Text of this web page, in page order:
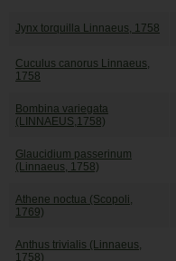
Jynx torquilla Linnaeus, 1758
Cuculus canorus Linnaeus,
1758
Bombina variegata
(LINNAEUS,1758)
Glaucidium passerinum
(Linnaeus, 1758)
Athene noctua (Scopoli,
1769)
Anthus trivialis (Linnaeus,
1758)